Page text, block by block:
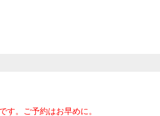
す。ご予約はお早めに。